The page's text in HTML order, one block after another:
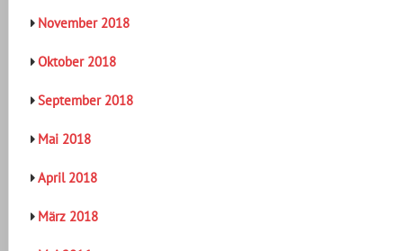
November 2018
Oktober 2018
September 2018
Mai 2018
April 2018
März 2018